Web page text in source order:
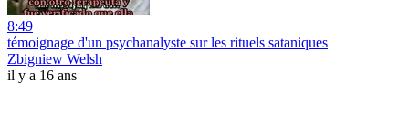
8:49
témoignage d'un psychanalyste sur les rituels sataniques
Zbigniew Welsh
il y a 16 ans